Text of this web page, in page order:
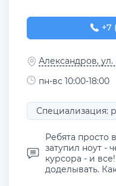
+7+7
Александров, ул.
пн-вс 10:00-18:00
Специализация:
Ребята просто
затупил ноут -
курсора - и
доделывать.